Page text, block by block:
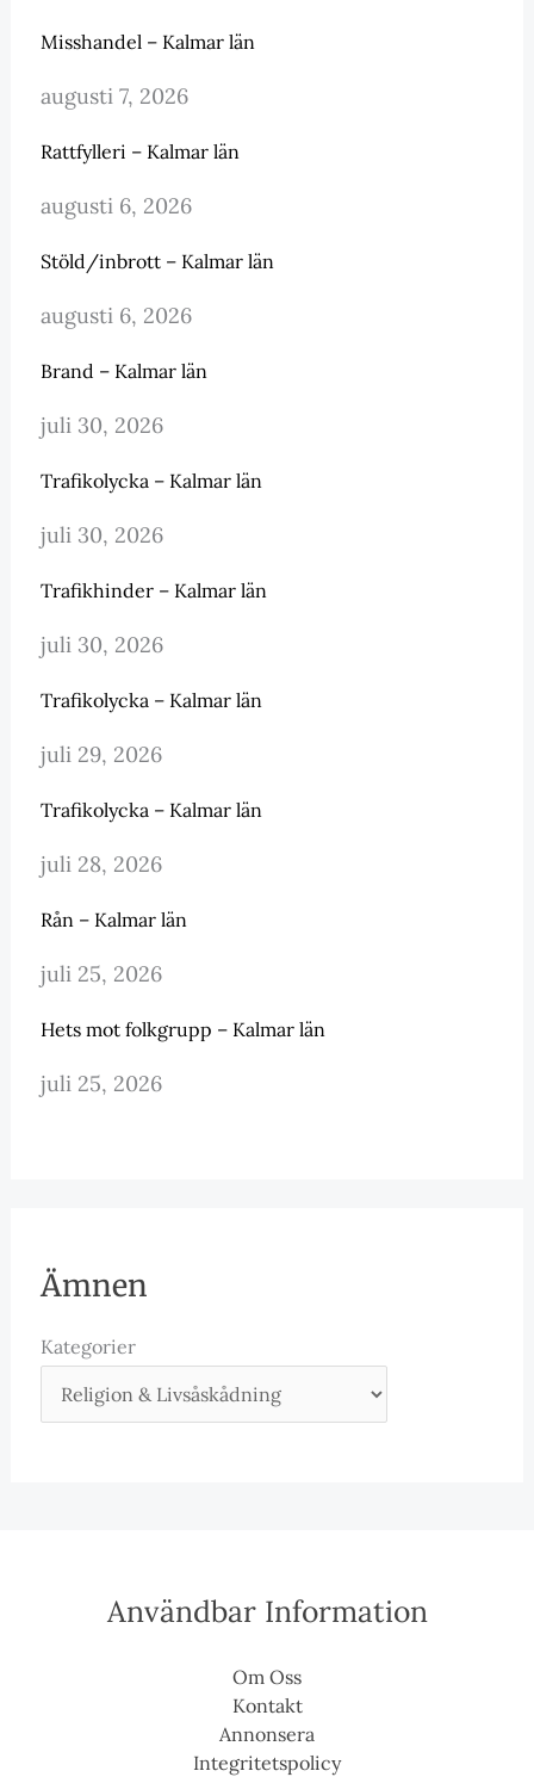
Misshandel – Kalmar län
augusti 7, 2026
Rattfylleri – Kalmar län
augusti 6, 2026
Stöld/inbrott – Kalmar län
augusti 6, 2026
Brand – Kalmar län
juli 30, 2026
Trafikolycka – Kalmar län
juli 30, 2026
Trafikhinder – Kalmar län
juli 30, 2026
Trafikolycka – Kalmar län
juli 29, 2026
Trafikolycka – Kalmar län
juli 28, 2026
Rån – Kalmar län
juli 25, 2026
Hets mot folkgrupp – Kalmar län
juli 25, 2026
Ämnen
Kategorier
Användbar Information
Om Oss
Kontakt
Annonsera
Integritetspolicy